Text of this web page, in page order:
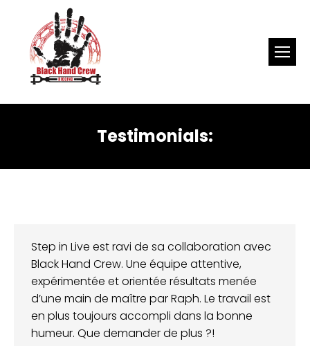
Testimonials:
Step in Live est ravi de sa collaboration avec
Black Hand Crew. Une équipe attentive,
expérimentée et orientée résultats menée
d’une main de maître par Raph. Le travail est
en plus toujours accompli dans la bonne
humeur. Que demander de plus ?!